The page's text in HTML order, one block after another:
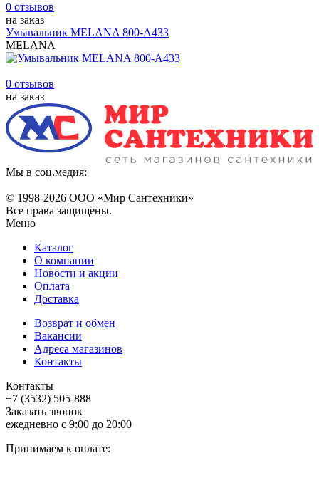
0 отзывов
на заказ
Умывальник MELANA 800-А433
MELANA
0 отзывов
на заказ
Мы в соц.медия:
© 1998-2026 ООО «Мир Сантехники»
Все права защищены.
Меню
Каталог
О компании
Новости и акции
Оплата
Доставка
Возврат и обмен
Вакансии
Адреса магазинов
Контакты
Контакты
+7 (3532) 505-888
Заказать звонок
ежедневно с 9:00 до 20:00
Принимаем к оплате: